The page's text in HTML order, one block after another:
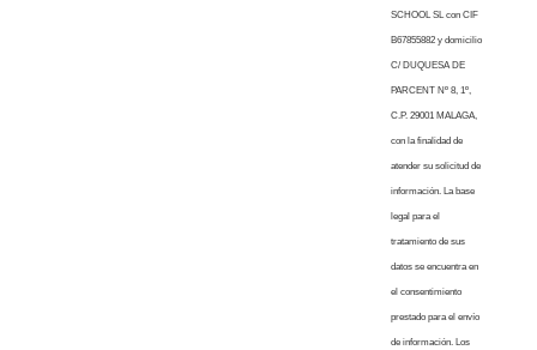
SCHOOL SL con CIF
B67855882 y domicilio
C/ DUQUESA DE
PARCENT Nº 8, 1º,
C.P. 29001 MALAGA,
con la finalidad de
atender su solicitud de
información. La base
legal para el
tratamiento de sus
datos se encuentra en
el consentimiento
prestado para el envío
de información. Los